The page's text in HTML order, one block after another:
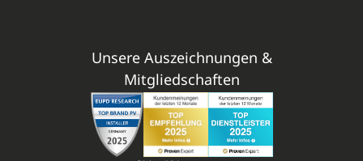
Unsere Auszeichnungen &
Mitgliedschaften